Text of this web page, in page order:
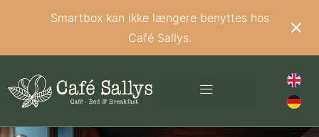
Smartbox kan ikke længere benyttes hos
Café Sallys.